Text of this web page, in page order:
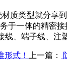
材质类型就分
于一体的精密
、端子线、注
式！ 上一篇：